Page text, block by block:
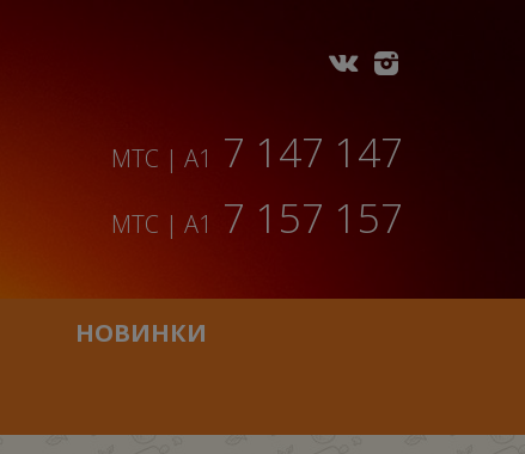
МТС | A1 7 147 147
МТС | A1 7 157 157
НОВИНКИ